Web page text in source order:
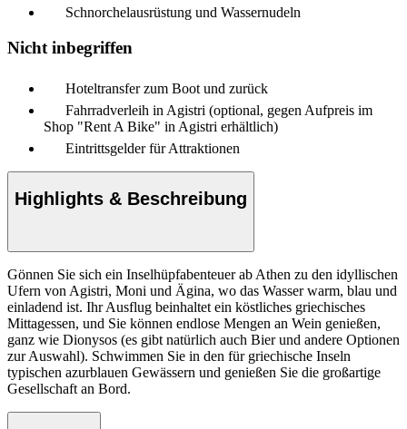
Schnorchelausrüstung und Wassernudeln
Nicht inbegriffen
Hoteltransfer zum Boot und zurück
Fahrradverleih in Agistri (optional, gegen Aufpreis im
Shop "Rent A Bike" in Agistri erhältlich)
Eintrittsgelder für Attraktionen
Highlights & Beschreibung
Gönnen Sie sich ein Inselhüpfabenteuer ab Athen zu den idyllischen
Ufern von Agistri, Moni und Ägina, wo das Wasser warm, blau und
einladend ist. Ihr Ausflug beinhaltet ein köstliches griechisches
Mittagessen, und Sie können endlose Mengen an Wein genießen,
ganz wie Dionysos (es gibt natürlich auch Bier und andere Optionen
zur Auswahl). Schwimmen Sie in den für griechische Inseln
typischen azurblauen Gewässern und genießen Sie die großartige
Gesellschaft an Bord.